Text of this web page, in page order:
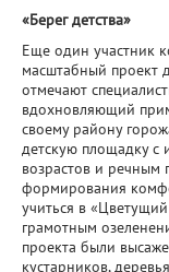
«Берег детства»
Еще один участник
масштабный проект
отмечают
вдохновляющий
своему району
детскую площадку с
возрастов и речным
формирования
учиться в
грамотным
проекта были
кустарников,